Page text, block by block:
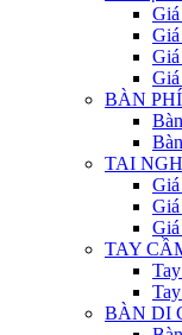
BÀN
TAI
TAY
BÀN DI